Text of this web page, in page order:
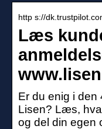
http s://
Læs
Er du enig i den
Lisen? Læs,
og del din egen